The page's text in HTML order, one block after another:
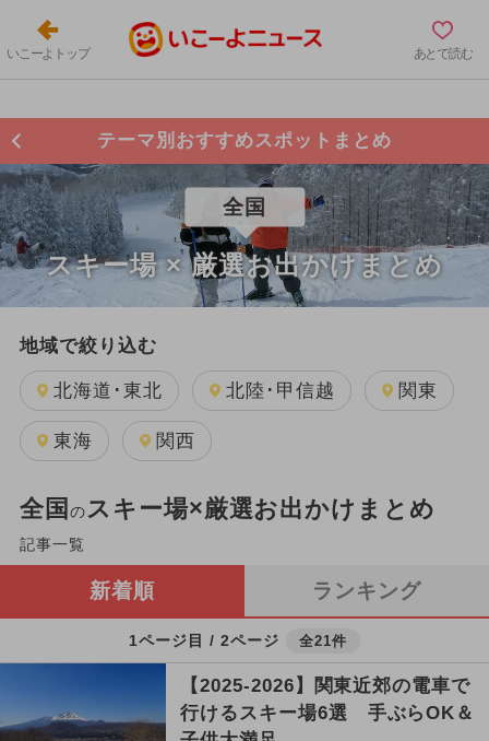
いこーよトップ あとで読む
テーマ別おすすめスポットまとめ
全国
スキー場 × 厳選お出かけまとめ
地域で絞り込む
北海道･東北 北陸･甲信越 関東
東海 関西
全国 のスキー場×厳選お出かけまとめ
記事一覧
新着順 ランキング
1ページ目 / 2ページ 全21件
【2025-2026】関東近郊の電車で
行けるスキー場6選 手ぶらOK＆